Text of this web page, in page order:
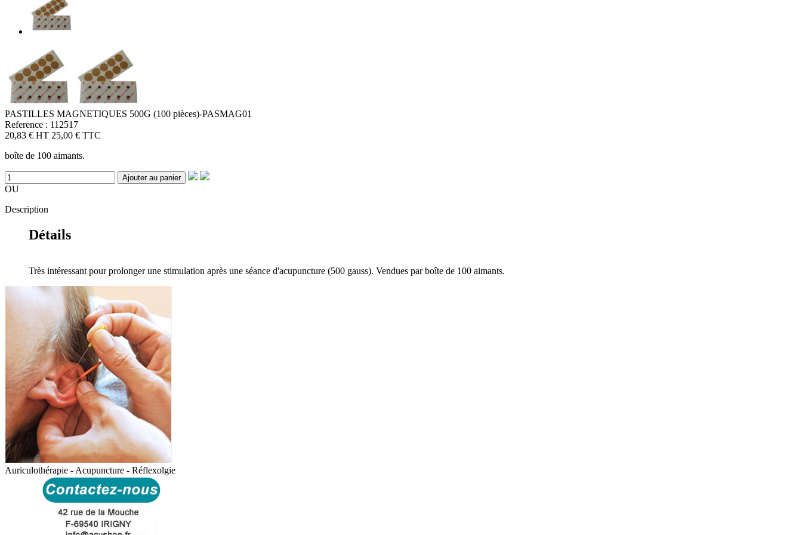
PASTILLES MAGNETIQUES 500G (100 pièces)-PASMAG01
Reference : 112517
20,83 € HT 25,00 € TTC
boîte de 100 aimants.
Ajouter au panier
OU
Description
Détails
Très intéressant pour prolonger une stimulation après une séance d'acupuncture (500 gauss). Vendues par boîte de 100 aimants.
Auriculothérapie - Acupuncture - Réflexolgie